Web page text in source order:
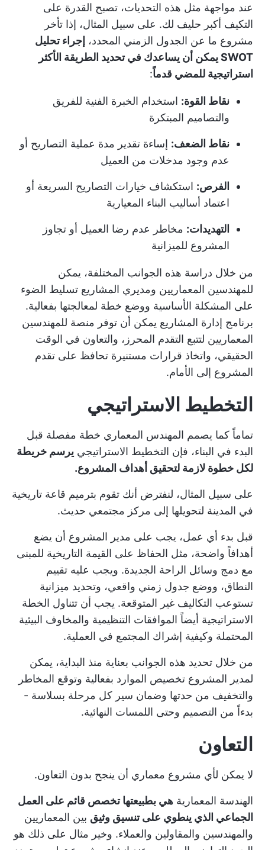
عند مواجهة مثل هذه التحديات، تصبح القدرة على
التكيف أكبر حليف لك. على سبيل المثال، إذا تأخر
مشروع ما عن الجدول الزمني المحدد، إجراء تحليل
SWOT يمكن أن يساعدك في تحديد الطريقة الأكثر
استراتيجية للمضي قدماً:
نقاط القوة: استخدام الخبرة الفنية للفريق
والتصاميم المبتكرة
نقاط الضعف: إساءة تقدير مدة عملية التصاريح أو
عدم وجود مدخلات من العميل
الفرص: استكشاف خيارات التصاريح السريعة أو
اعتماد أساليب البناء المعيارية
التهديدات: مخاطر عدم رضا العميل أو تجاوز
المشروع للميزانية
من خلال دراسة هذه الجوانب المختلفة، يمكن
للمهندسين المعماريين ومديري المشاريع تسليط الضوء
على المشكلة الأساسية ووضع خطة لمعالجتها بفعالية.
برنامج إدارة المشاريع يمكن أن توفر منصة للمهندسين
المعماريين لتتبع التقدم المحرز، والتعاون في الوقت
الحقيقي، واتخاذ قرارات مستنيرة تحافظ على تقدم
المشروع إلى الأمام.
التخطيط الاستراتيجي
تماماً كما يصمم المهندس المعماري خطة مفصلة قبل
البدء في البناء، فإن التخطيط الاستراتيجي يرسم خريطة
لكل خطوة لازمة لتحقيق أهداف المشروع.
على سبيل المثال، لنفترض أنك تقوم بترميم قاعة تاريخية
في المدينة لتحويلها إلى مركز مجتمعي حديث.
قبل بدء أي عمل، يجب على مدير المشروع أن يضع
أهدافاً واضحة، مثل الحفاظ على القيمة التاريخية للمبنى
مع دمج وسائل الراحة الجديدة. ويجب عليه تقييم
النطاق، ووضع جدول زمني واقعي، وتحديد ميزانية
تستوعب التكاليف غير المتوقعة. يجب أن تتناول الخطة
الاستراتيجية أيضاً الموافقات التنظيمية والمخاوف البيئية
المحتملة وكيفية إشراك المجتمع في العملية.
من خلال تحديد هذه الجوانب بعناية منذ البداية، يمكن
لمدير المشروع تخصيص الموارد بفعالية وتوقع المخاطر
والتخفيف من حدتها وضمان سير كل مرحلة بسلاسة -
بدءاً من التصميم وحتى اللمسات النهائية.
التعاون
لا يمكن لأي مشروع معماري أن ينجح بدون التعاون.
الهندسة المعمارية هي بطبيعتها تخصص قائم على العمل
الجماعي الذي ينطوي على تنسيق وثيق بين المعماريين
والمهندسين والمقاولين والعملاء. وخير مثال على ذلك هو